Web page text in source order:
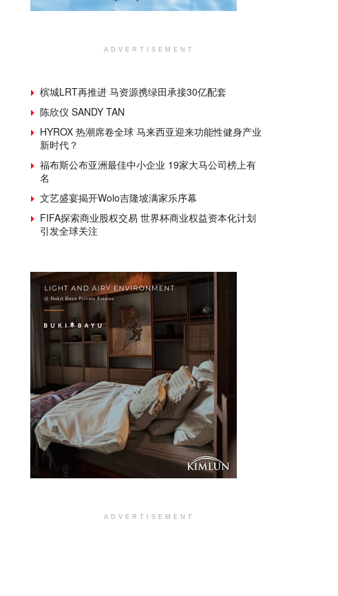
ADVERTISEMENT
槟城LRT再推进 马资源携绿田承接30亿配套
陈欣仪 SANDY TAN
HYROX 热潮席卷全球 马来西亚迎来功能性健身产业
新时代？
福布斯公布亚洲最佳中小企业 19家大马公司榜上有
名
文艺盛宴揭开Wolo吉隆坡满家乐序幕
FIFA探索商业股权交易 世界杯商业权益资本化计划
引发全球关注
ADVERTISEMENT